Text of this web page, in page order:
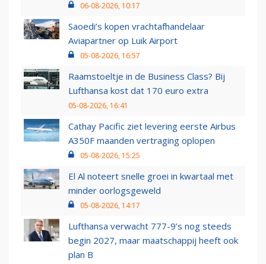
06-08-2026, 10:17
Saoedi’s kopen vrachtafhandelaar
Aviapartner op Luik Airport
05-08-2026, 16:57
Raamstoeltje in de Business Class? Bij
Lufthansa kost dat 170 euro extra
05-08-2026, 16:41
Cathay Pacific ziet levering eerste Airbus
A350F maanden vertraging oplopen
05-08-2026, 15:25
El Al noteert snelle groei in kwartaal met
minder oorlogsgeweld
05-08-2026, 14:17
Lufthansa verwacht 777-9’s nog steeds
begin 2027, maar maatschappij heeft ook
plan B